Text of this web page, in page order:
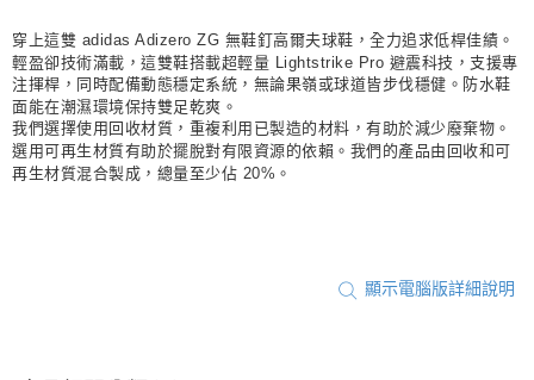
穿上這雙 adidas Adizero ZG 無鞋釘高爾夫球鞋，全力追求低桿佳績。
輕盈卻技術滿載，這雙鞋搭載超輕量 Lightstrike Pro 避震科技，支援專
注揮桿，同時配備動態穩定系統，無論果嶺或球道皆步伐穩健。防水鞋
面能在潮濕環境保持雙足乾爽。
我們選擇使用回收材質，重複利用已製造的材料，有助於減少廢棄物。
選用可再生材質有助於擺脫對有限資源的依賴。我們的產品由回收和可
再生材質混合製成，總量至少佔 20%。
顯示電腦版詳細說明